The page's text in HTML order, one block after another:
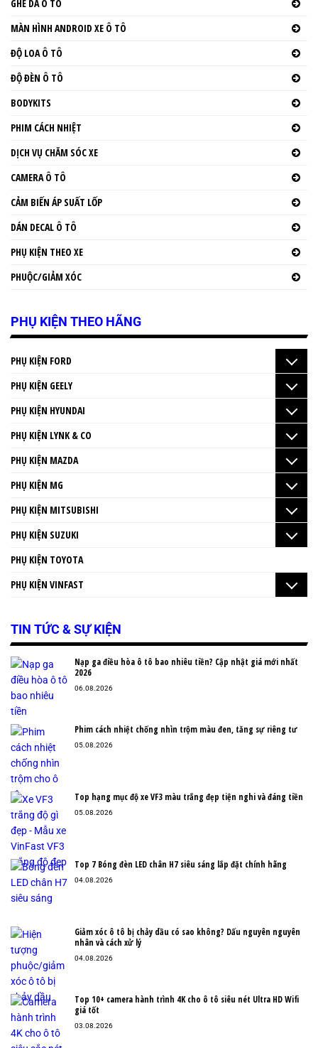
GHẾ DA Ô TÔ
MÀN HÌNH ANDROID XE Ô TÔ
ĐỘ LOA Ô TÔ
ĐỘ ĐÈN Ô TÔ
BODYKITS
PHIM CÁCH NHIỆT
DỊCH VỤ CHĂM SÓC XE
CAMERA Ô TÔ
CẢM BIẾN ÁP SUẤT LỐP
DÁN DECAL Ô TÔ
PHỤ KIỆN THEO XE
PHUỘC/GIẢM XÓC
PHỤ KIỆN THEO HÃNG
PHỤ KIỆN FORD
PHỤ KIỆN GEELY
PHỤ KIỆN HYUNDAI
PHỤ KIỆN LYNK & CO
PHỤ KIỆN MAZDA
PHỤ KIỆN MG
PHỤ KIỆN MITSUBISHI
PHỤ KIỆN SUZUKI
PHỤ KIỆN TOYOTA
PHỤ KIỆN VINFAST
TIN TỨC & SỰ KIỆN
Nạp ga điều hòa ô tô bao nhiêu tiền? Cập nhật giá mới nhất
2026
06.08.2026
Phim cách nhiệt chống nhìn trộm màu đen, tăng sự riêng tư
05.08.2026
Top hạng mục độ xe VF3 màu trắng đẹp tiện nghi và đáng tiền
05.08.2026
Top 7 Bóng đèn LED chân H7 siêu sáng lắp đặt chính hãng
04.08.2026
Giảm xóc ô tô bị chảy dầu có sao không? Dấu nguyên nguyên
nhân và cách xử lý
04.08.2026
Top 10+ camera hành trình 4K cho ô tô siêu nét Ultra HD Wifi
giá tốt
03.08.2026